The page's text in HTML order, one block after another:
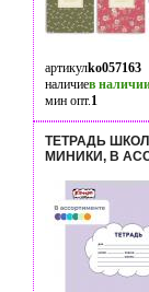
артикулko057163
наличиев
мин опт.1
ТЕТРАДЬ
МИНИКИ, В